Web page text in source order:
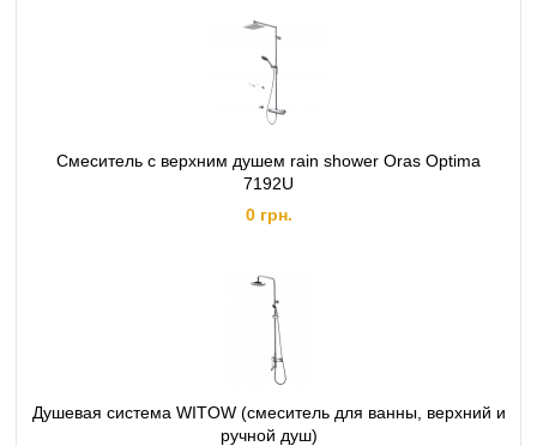
Смеситель с верхним душем rain shower Oras Optima
7192U
0 грн.
Душевая система WITOW (смеситель для ванны, верхний и
ручной душ)